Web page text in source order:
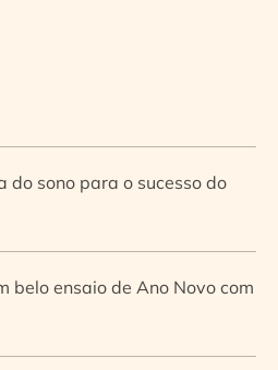
do sono para o sucesso do
belo ensaio de Ano Novo com